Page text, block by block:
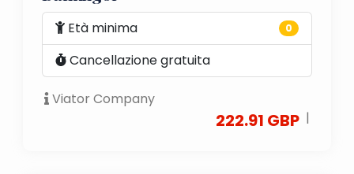
Età minima 0
Cancellazione gratuita
Viator Company
222.91 GBP |